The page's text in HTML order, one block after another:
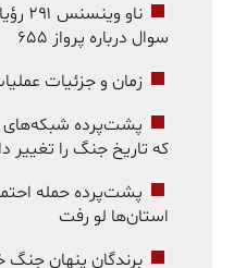
سوال درباره پرواز ۶۵۵
زمان و جزئیات
پشت‌پرده شبکه‌های
که تاریخ جنگ را تغییر
پشت‌پرده حمله
استان‌ها لو رفت